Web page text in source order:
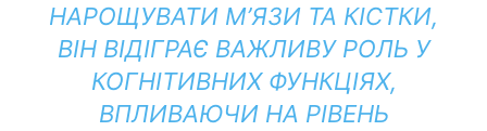
НАРОЩУВАТИ М’ЯЗИ ТА КІСТКИ,
ВІН ВІДІГРАЄ ВАЖЛИВУ РОЛЬ У
КОГНІТИВНИХ ФУНКЦІЯХ,
ВПЛИВАЮЧИ НА РІВЕНЬ